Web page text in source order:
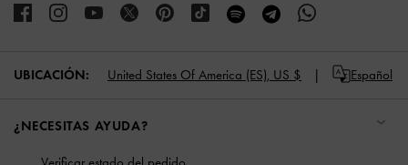
UBICACIÓN: United States Of America (ES), US $ Español
¿NECESITAS AYUDA?